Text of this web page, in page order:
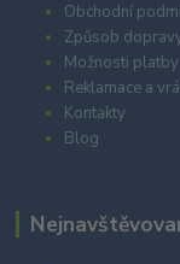
Obchodní
Způsob
Možnosti platby
Reklamace a
Kontakty
Blog